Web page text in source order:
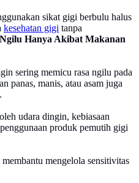
sikat gigi berbulu halus
kesehatan gigi tanpa
Hanya Akibat Makanan
sering memicu rasa ngilu pada
panas, manis, atau asam juga
udara dingin, kebiasaan
produk pemutih gigi
mengelola sensitivitas